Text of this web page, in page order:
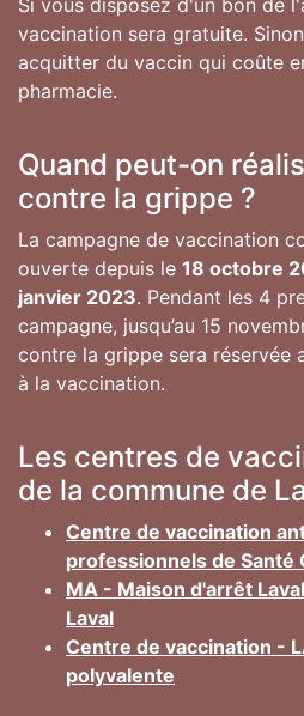
Si vous disposez d'un bon de
vaccination sera gratuite.
acquitter du vaccin qui coûte
pharmacie.
Quand peut-on
contre la grippe ?
La campagne de vaccination
ouverte depuis le 18 octobre
janvier 2023. Pendant les 4
campagne, jusqu’au 15
contre la grippe sera réservée
à la vaccination.
Les centres de
de la commune de
Centre de vaccination
professionnels de Santé
MA - Maison d'arrêt
Laval
Centre de vaccination -
polyvalente